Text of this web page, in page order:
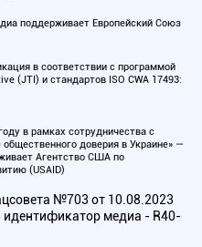
поддерживает Европейский Союз
в соответствии с программой
(JTI) и стандартов ISO CWA 17493:
в рамках сотрудничества с
общественного доверия в Украине» —
Агентство США по
(USAID)
№703 от 10.08.2023
медиа - R40-